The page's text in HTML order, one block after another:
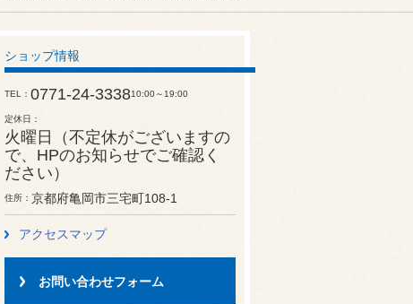
ショップ情報
TEL 0771-24-333810:00～19:00
定休日
火曜日（不定休がございますの
で、HPのお知らせでご確認く
ださい）
住所 京都府亀岡市三宅町108-1
アクセスマップ
お問い合わせフォーム